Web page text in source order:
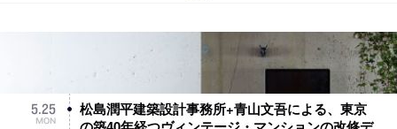
5.25
MON
松島潤平建築設計事務所+青山文吾による、東京